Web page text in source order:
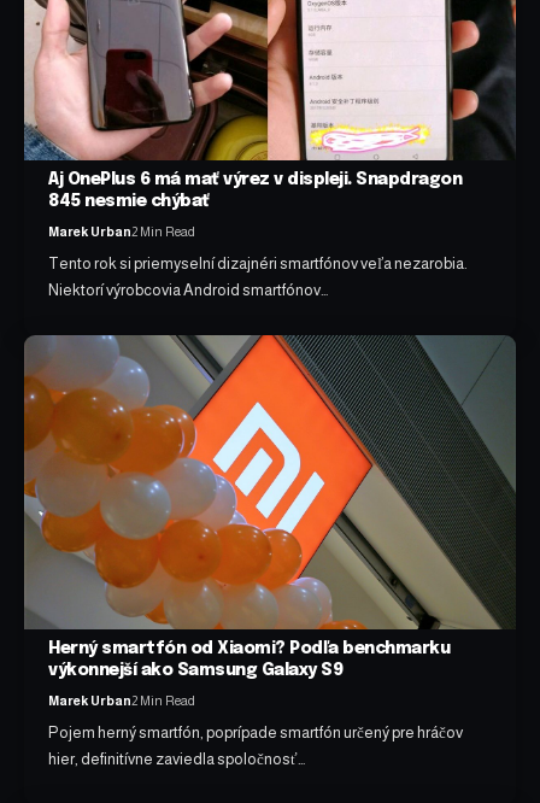
Aj OnePlus 6 má mať výrez v displeji. Snapdragon
845 nesmie chýbať
Marek Urban2 Min Read
Tento rok si priemyselní dizajnéri smartfónov veľa nezarobia.
Niektorí výrobcovia Android smartfónov…
Herný smartfón od Xiaomi? Podľa benchmarku
výkonnejší ako Samsung Galaxy S9
Marek Urban2 Min Read
Pojem herný smartfón, poprípade smartfón určený pre hráčov
hier, definitívne zaviedla spoločnosť…